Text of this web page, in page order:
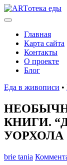
Главная
Карта сайта
Контакты
О проекте
Блог
Еда в живописи •
КНИГИ.
УОРХОЛА
brie tania